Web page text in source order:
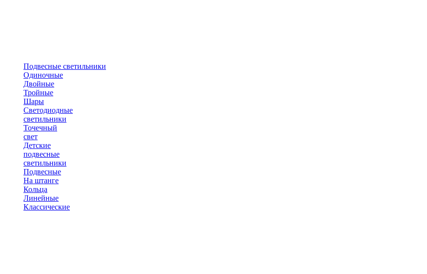
Подвесные светильники
Одиночные
Двойные
Тройные
Шары
Светодиодные
светильники
Точечный
свет
Детские
подвесные
светильники
Подвесные
На штанге
Кольца
Линейные
Классические